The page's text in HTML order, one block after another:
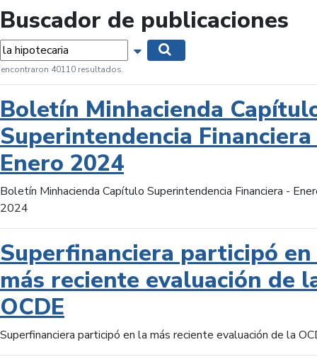
Buscador de publicaciones
Mostrar opciones de búsqueda
encontraron 40110 resultados.
Boletín Minhacienda
Superintendencia
Enero 2024
Boletín Minhacienda Capítulo Superintendencia Financiera -
2024
Superfinanciera participó
más reciente evaluación de
OCDE
Superfinanciera participó en la más reciente evaluación de la